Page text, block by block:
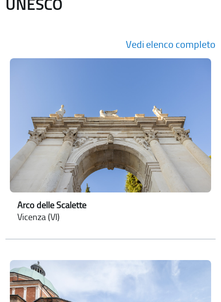
UNESCO
Vedi elenco completo
Arco delle Scalette
Vicenza (VI)